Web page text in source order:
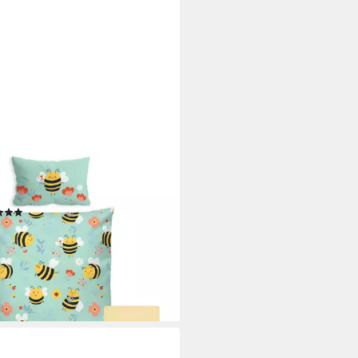
3-Teilig, Biene,
(1)
€ UVP 29,99 €
- in 2-3 Werktagen bei dir